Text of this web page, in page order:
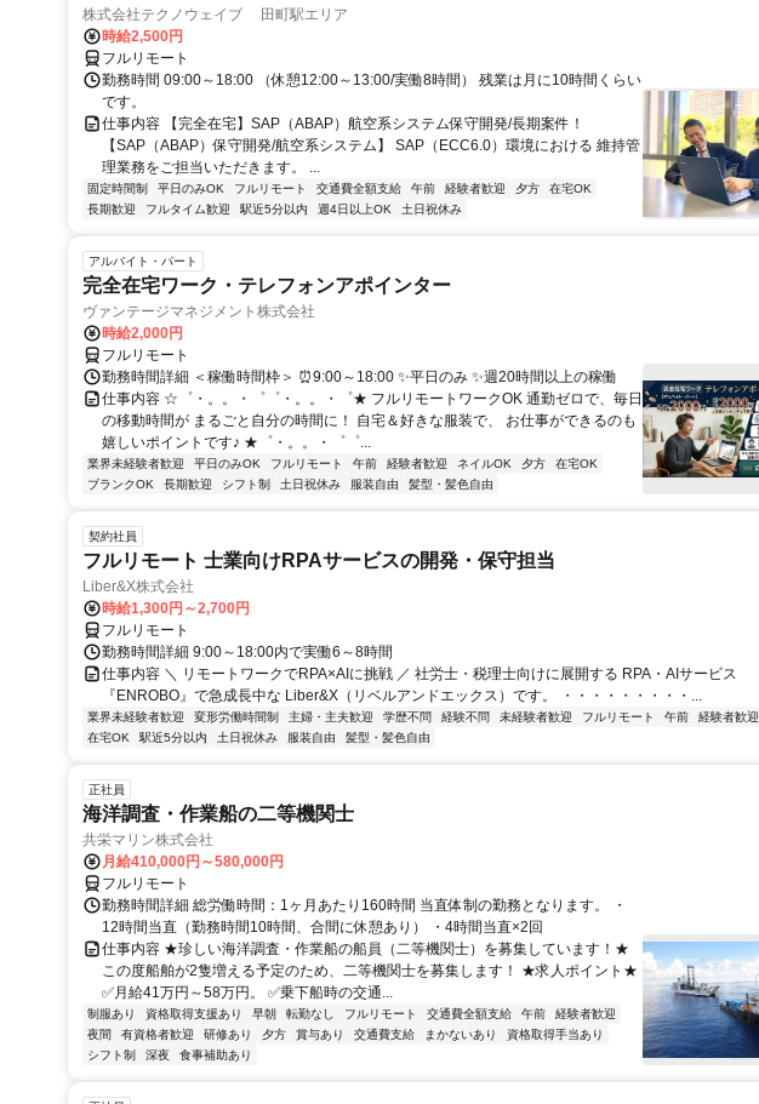
株式会社テクノウェイブ 田町駅エリア
時給2,500円
フルリモート
勤務時間 09:00～18:00 （休憩12:00～13:00/実働8時間） 残業は月に10時間くらい
です。
仕事内容 【完全在宅】SAP（ABAP）航空系システム保守開発/長期案件！
【SAP（ABAP）保守開発/航空系システム】 SAP（ECC6.0）環境における 維持管
理業務をご担当いただきます。 ...
固定時間制 平日のみOK フルリモート 交通費全額支給 午前 経験者歓迎 夕方
在宅OK
長期歓迎
フルタイム歓迎 駅近5分以内 週4日以上OK 土日祝休み
アルバイト・パート
完全在宅ワーク・テレフォンアポインター
ヴァンテージマネジメント株式会社
時給2,000円
フルリモート
勤務時間詳細 ＜稼働時間枠＞ ⏰9:00～18:00 ✨平日のみ ✨週20時間以上の稼働
仕事内容 ☆゜・。。・゜゜・。。・゜★ フルリモートワークOK 通勤ゼロで、毎日
の移動時間が まるごと自分の時間に！ 自宅＆好きな服装で、 お仕事ができるのも
嬉しいポイントです♪ ★゜・。。・゜゜...
業界未経験者歓迎 平日のみOK フルリモート 午前 経験者歓迎 ネイルOK 夕方
在宅OK
ブランクOK
長期歓迎 シフト制 土日祝休み 服装自由 髪型・髪色自由
契約社員
フルリモート 士業向けRPAサービスの開発・保守担当
Liber&X株式会社
時給1,300円～2,700円
フルリモート
勤務時間詳細 9:00～18:00内で実働6～8時間
仕事内容 ＼ リモートワークでRPA×AIに挑戦 ／ 社労士・税理士向けに展開する RPA・AIサービス
『ENROBO』で急成長中な Liber&X（リベルアンドエックス）です。 ・・・・・・・・・...
業界未経験者歓迎 変形労働時間制 主婦・主夫歓迎 学歴不問 経験不問 未経験者歓迎 フルリモート 午前 経験者歓迎
在宅OK
駅近5分以内 土日祝休み 服装自由 髪型・髪色自由
正社員
海洋調査・作業船の二等機関士
共栄マリン株式会社
月給410,000円～580,000円
フルリモート
勤務時間詳細 総労働時間：1ヶ月あたり160時間 当直体制の勤務となります。 ・
12時間当直（勤務時間10時間、合間に休憩あり） ・4時間当直×2回
仕事内容 ★珍しい海洋調査・作業船の船員（二等機関士）を募集しています！★
この度船舶が2隻増える予定のため、二等機関士を募集します！ ★求人ポイント★
✅月給41万円～58万円。 ✅乗下船時の交通...
制服あり 資格取得支援あり 早朝 転勤なし フルリモート 交通費全額支給 午前
経験者歓迎
夜間
有資格者歓迎 研修あり 夕方 賞与あり 交通費支給 まかないあり
資格取得手当あり
シフト制
深夜 食事補助あり